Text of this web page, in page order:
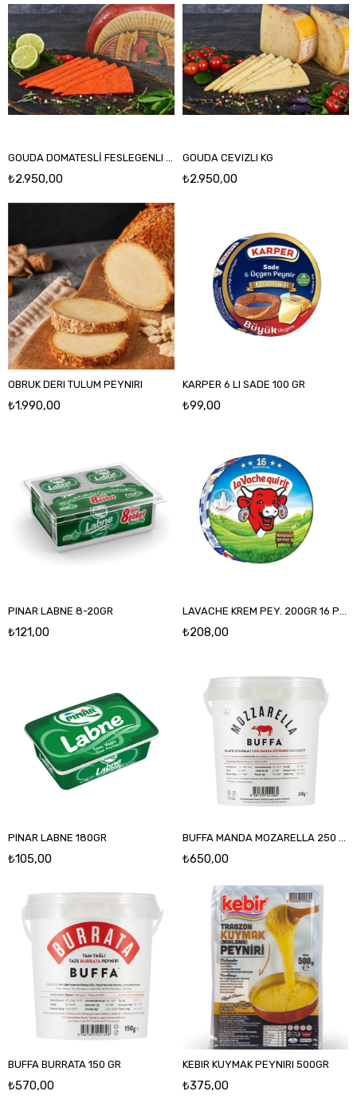
GOUDA DOMATESLİ FESLEGENLI KG
₺2.950,00
GOUDA CEVIZLI KG
₺2.950,00
OBRUK DERI TULUM PEYNIRI
₺1.990,00
KARPER 6 LI SADE 100 GR
₺99,00
PINAR LABNE 8-20GR
₺121,00
LAVACHE KREM PEY. 200GR 16 PORSİYON
₺208,00
PINAR LABNE 180GR
₺105,00
BUFFA MANDA MOZARELLA 250 GR
₺650,00
BUFFA BURRATA 150 GR
₺570,00
KEBIR KUYMAK PEYNIRI 500GR
₺375,00